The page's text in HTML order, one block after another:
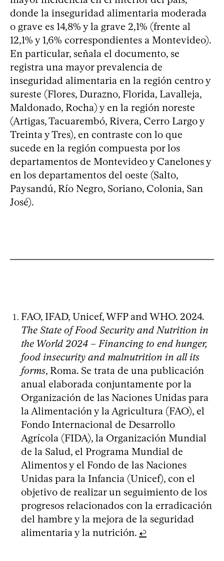
donde la inseguridad alimentaria moderada
o grave es 14,8% y la grave 2,1% (frente al
12,1% y 1,6% correspondientes a Montevideo).
En particular, señala el documento, se
registra una mayor prevalencia de
inseguridad alimentaria en la región centro y
sureste (Flores, Durazno, Florida, Lavalleja,
Maldonado, Rocha) y en la región noreste
(Artigas, Tacuarembó, Rivera, Cerro Largo y
Treinta y Tres), en contraste con lo que
sucede en la región compuesta por los
departamentos de Montevideo y Canelones y
en los departamentos del oeste (Salto,
Paysandú, Río Negro, Soriano, Colonia, San
José).
FAO, IFAD, Unicef, WFP and WHO. 2024.
The State of Food Security and Nutrition in
the World 2024 – Financing to end hunger,
food insecurity and malnutrition in all its
forms, Roma. Se trata de una publicación
anual elaborada conjuntamente por la
Organización de las Naciones Unidas para
la Alimentación y la Agricultura (FAO), el
Fondo Internacional de Desarrollo
Agrícola (FIDA), la Organización Mundial
de la Salud, el Programa Mundial de
Alimentos y el Fondo de las Naciones
Unidas para la Infancia (Unicef), con el
objetivo de realizar un seguimiento de los
progresos relacionados con la erradicación
del hambre y la mejora de la seguridad
alimentaria y la nutrición. ↩